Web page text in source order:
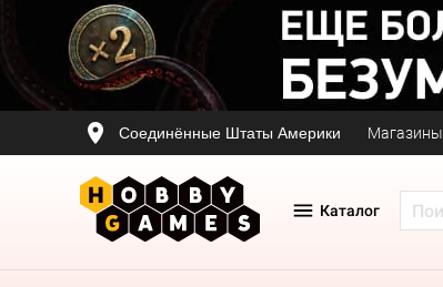
Соединённые Штаты Америки Магазины
Каталог